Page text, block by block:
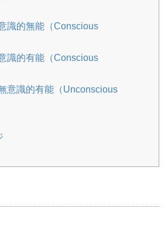
識的無能（Conscious
識的有能（Conscious
意識的有能（Unconscious